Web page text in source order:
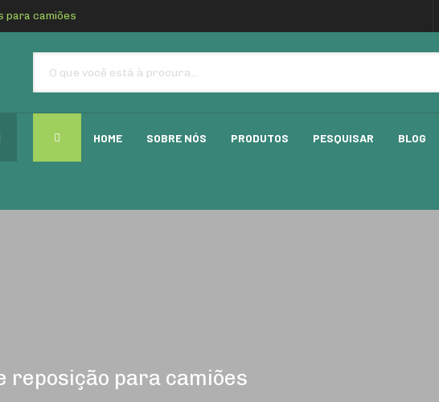
para camiões
HOME SOBRE NÓS PRODUTOS PESQUISAR BLOG
reposição para camiões